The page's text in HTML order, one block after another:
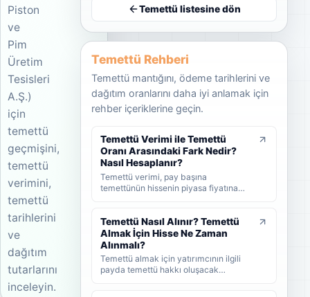
Piston
ve
Pim
Üretim
Tesisleri
A.Ş.)
için
temettü
geçmişini,
temettü
verimini,
temettü
tarihlerini
ve
dağıtım
tutarlarını
inceleyin.
Temettü listesine dön
Temettü Rehberi
Temettü mantığını, ödeme tarihlerini ve
dağıtım oranlarını daha iyi anlamak için
rehber içeriklerine geçin.
Temettü Verimi ile Temettü
Oranı Arasındaki Fark Nedir?
Nasıl Hesaplanır?
Temettü verimi, pay başına
temettünün hissenin piyasa fiyatına
dağıtıldığını gösterir. KAP'ta görülen
kâr payı oranı ise çoğunlukla 1 TL
nominal değere göre hesaplanan ayrı
bir yüzdedir. Bu rehberde temettü
verimi, dağıtım oranı ve KAP temettü
oranı arasındaki farkları formüller ve
Temettü Nasıl Alınır? Temettü
Almak İçin Hisse Ne Zaman
Alınmalı?
Temettü almak için yatırımcının ilgili
payda temettü hakkı oluşacak